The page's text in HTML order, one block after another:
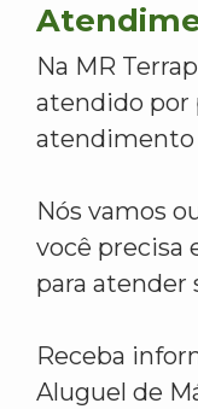
Na MR
atendido por
atendimento
Nós vamos
você precisa
para atender
Receba
Aluguel de